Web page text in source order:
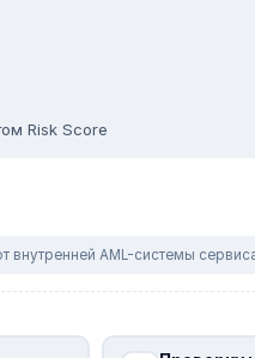
Risk Score
внутренней AML-системы